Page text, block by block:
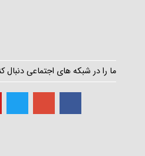
ما را در شبکه های اجتماعی دنبال